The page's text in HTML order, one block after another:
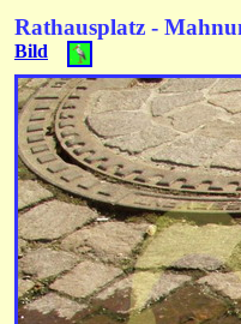
Rathausplatz -
Bild